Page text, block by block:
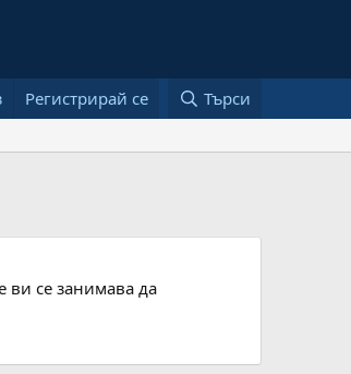
Регистрирай се Търси
ви се занимава да